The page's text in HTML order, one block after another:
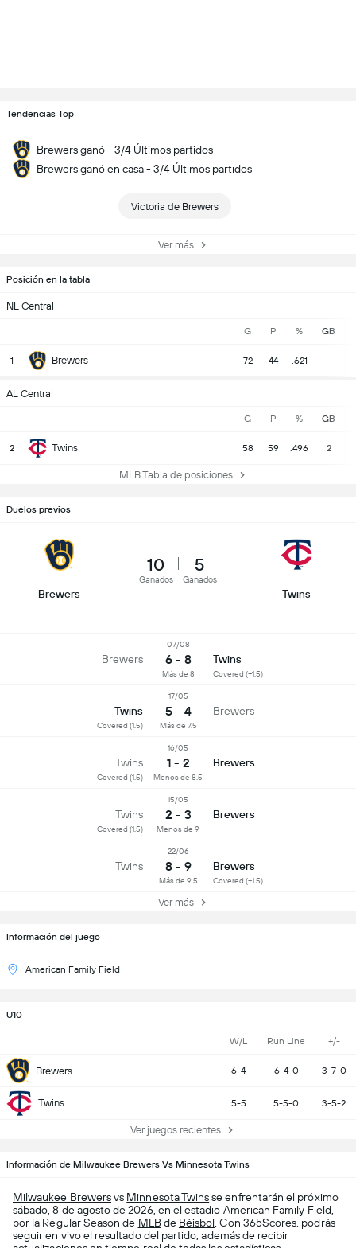
Tendencias Top
Brewers ganó - 3/4 Últimos partidos
Brewers ganó en casa - 3/4 Últimos partidos
Victoria de Brewers
Ver más
Posición en la tabla
NL Central
G P % GB
1 Brewers 72 44 .621 -
AL Central
G P % GB
2 Twins 58 59 .496 2
MLB Tabla de posiciones
Información del juego
American Family Field
U10
W/L Run Line +/-
Brewers 6-4 6-4-0 3-7-0
Twins 5-5 5-5-0 3-5-2
Ver juegos recientes
Duelos previos
Brewers
10
Ganados
5
Ganados
Twins
Brewers
07/08
6 - 8 Twins
Covered (+1.5)
Más de 8
Twins
Covered (1.5)
17/05
5 - 4 Brewers
Más de 7.5
Twins
Covered (1.5)
16/05
1 - 2 Brewers
Menos de 8.5
Twins
Covered (1.5)
15/05
2 - 3 Brewers
Menos de 9
Twins
22/06
8 - 9 Brewers
Covered (+1.5)
Más de 9.5
Ver más
Información de Milwaukee Brewers Vs Minnesota Twins
Milwaukee Brewersvs Minnesota Twinsse enfrentarán el próximo
sábado, 8 de agosto de 2026, en el estadio American Family Field,
por la Regular Season de MLB de Béisbol . Con 365Scores, podrás
seguir en vivo el resultado del partido, además de recibir